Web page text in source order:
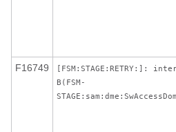
F16749
[FSM:STAGE:RETRY:]:
B(FSM-